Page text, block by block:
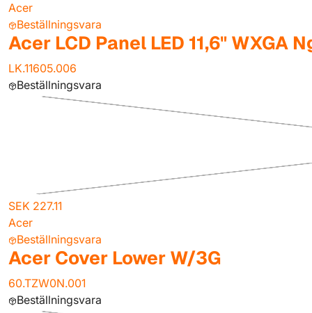
Acer
Beställningsvara
Acer LCD Panel LED 11,6" WXGA
LK.11605.006
Beställningsvara
SEK 227.11
Acer
Beställningsvara
Acer Cover Lower W/3G
60.TZW0N.001
Beställningsvara